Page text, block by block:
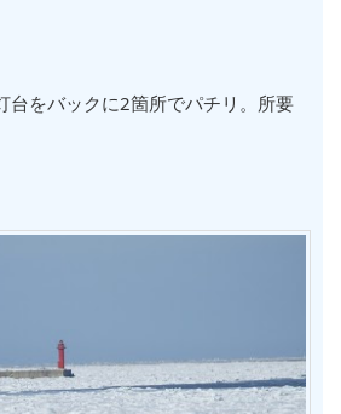
台をバックに2箇所でパチリ。所要